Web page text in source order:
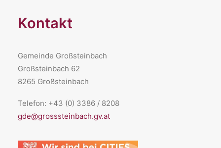
Kontakt
Gemeinde Großsteinbach
Großsteinbach 62
8265 Großsteinbach
Telefon: +43 (0) 3386 / 8208
gde@grosssteinbach.gv.at